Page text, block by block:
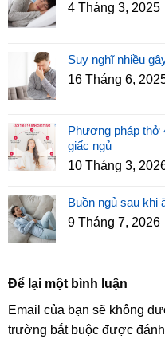
4 Tháng 3, 2025
Suy nghĩ nhiều
16 Tháng 6,
Phương pháp thở
giấc ngủ
10 Tháng 3,
Buồn ngủ sau khi
9 Tháng 7, 2026
Để lại một bình luận
Email của bạn sẽ không
trường bắt buộc được